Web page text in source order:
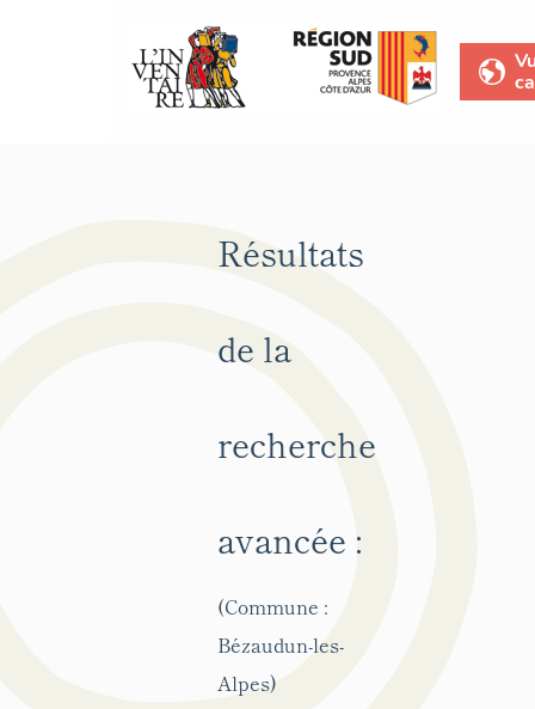
Résultats
de la
recherche
avancée :
(Commune :
Bézaudun-les-
Alpes)